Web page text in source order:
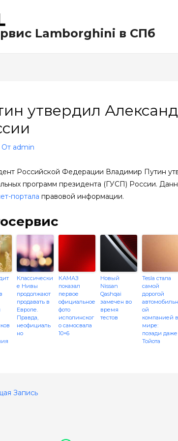
Lamborghini в СПб
утвердил
От admin
Российской Федерации Владимир Путин
программ президента (ГУСП) России.
портала правовой информации.
Классически
е Нивы
продолжают
продавать в
Европе.
Правда,
неофициаль
но
КАМАЗ
показал
первое
официальное
фото
исполинског
о самосвала
10×6
Новый
Nissan
Qashqai
замечен во
время
тестов
Tesla стала
самой
дорогой
автомобильн
ой
компанией в
мире:
позади даже
Тойота
Запись